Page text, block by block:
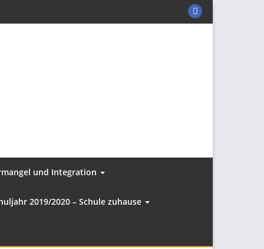
KER-
C
und Integration
2019/2020 – Schule zuhause